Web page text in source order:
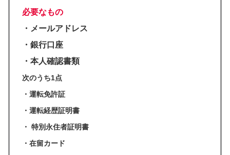
必要なもの
・メールアドレス
・銀行口座
・本人確認書類
次のうち1点
・運転免許証
・運転経歴証明書
・ 特別永住者証明書
・在留カード